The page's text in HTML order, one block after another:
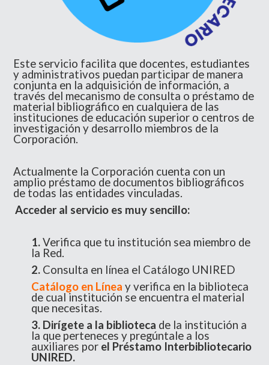
Este servicio facilita que docentes, estudiantes
y administrativos puedan participar de manera
conjunta en la adquisición de información, a
través del mecanismo de consulta o préstamo de
material bibliográfico en cualquiera de las
instituciones de educación superior o centros de
investigación y desarrollo miembros de la
Corporación.
Actualmente la Corporación cuenta con un
amplio préstamo de documentos bibliográficos
de todas las entidades vinculadas.
Acceder al servicio es muy sencillo:
1.Verifica que tu institución sea miembro de
la Red.
2. Consulta en línea el Catálogo UNIRED
Catálogo en Línea y verifica en la biblioteca
de cual institución se encuentra el material
que necesitas.
3. Dirígete a la biblioteca de la institución a
la que perteneces y pregúntale a los
auxiliares por el Préstamo Interbibliotecario
UNIRED.